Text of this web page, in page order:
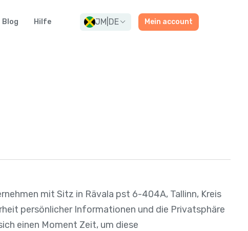
Blog Hilfe JM DE Mein account
mit Sitz in Rävala pst 6-404A, Tallinn, Kreis
persönlicher Informationen und die Privatsphäre
einen Moment Zeit, um diese